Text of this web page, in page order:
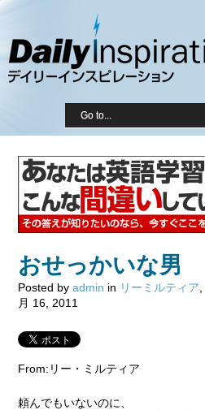
おせっかいな男
Posted by admin in リーミルティア
月 16, 2011
From:リー・ミルティア
頼んでもいないのに、